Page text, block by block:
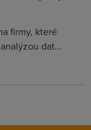
firmy, které
dat...